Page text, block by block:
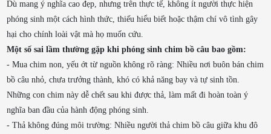
Dù mang ý nghĩa cao đẹp, nhưng trên thực tế, không ít người thực hiện
phóng sinh một cách hình thức, thiếu hiểu biết hoặc thậm chí vô tình gây
hại cho chính loài vật mà họ muốn cứu.
Một số sai lầm thường gặp khi phóng sinh chim bồ câu bao gồm:
- Mua chim non, yếu ớt từ nguồn không rõ ràng: Nhiều nơi buôn bán chim
bồ câu nhỏ, chưa trưởng thành, khó có khả năng bay và tự sinh tồn.
Những con chim này dễ chết sau khi được thả, làm mất đi hoàn toàn ý
nghĩa ban đầu của hành động phóng sinh.
- Thả không đúng môi trường: Nhiều người thả chim bồ câu giữa khu đô